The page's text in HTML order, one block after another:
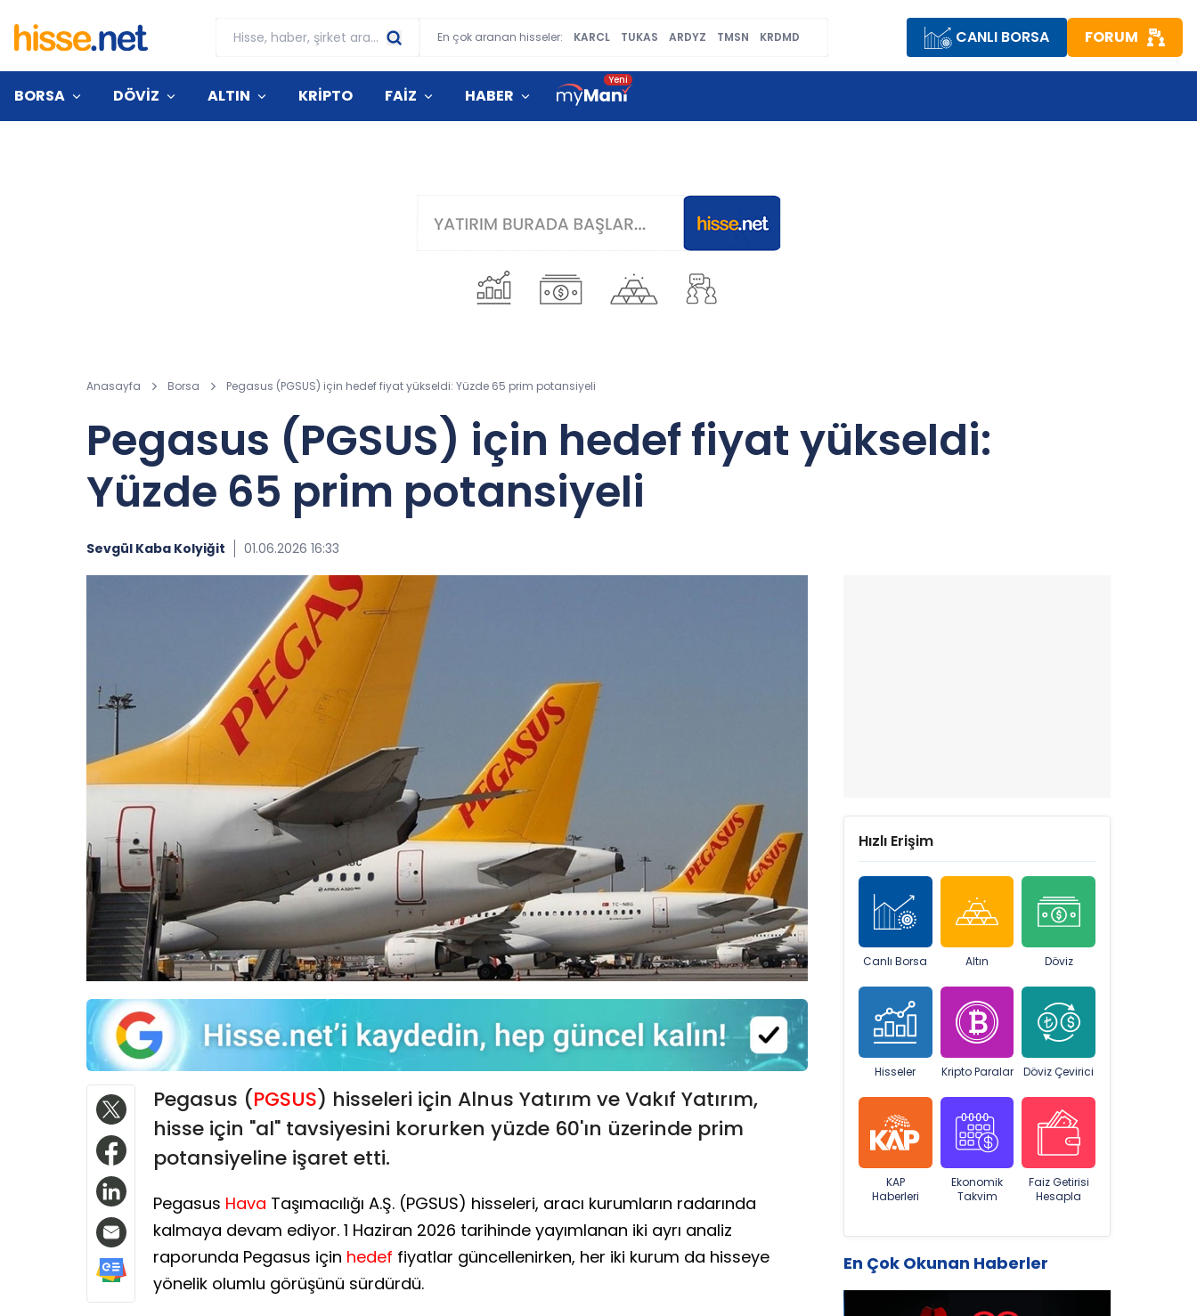
En çok aranan hisseler: KARCL TUKAS ARDYZ TMSN KRDMD CANLI BORSA FORUM
BORSA DÖVİZ ALTIN KRİPTO FAİZ HABER
Anasayfa Borsa Pegasus (PGSUS) için hedef fiyat yükseldi: Yüzde 65 prim potansiyeli
Pegasus (PGSUS) için hedef fiyat yükseldi:
Yüzde 65 prim potansiyeli
Sevgül Kaba Kolyiğit 01.06.2026 16:33
Pegasus (PGSUS) hisseleri için Alnus Yatırım ve Vakıf Yatırım,
hisse için "al" tavsiyesini korurken yüzde 60'ın üzerinde prim
potansiyeline işaret etti.
Pegasus Hava Taşımacılığı A.Ş. (PGSUS) hisseleri, aracı kurumların radarında
kalmaya devam ediyor. 1 Haziran 2026 tarihinde yayımlanan iki ayrı analiz
raporunda Pegasus için hedef fiyatlar güncellenirken, her iki kurum da hisseye
yönelik olumlu görüşünü sürdürdü.
Hızlı Erişim
Canlı Borsa Altın Döviz
Hisseler Kripto Paralar Döviz Çevirici
KAP
Haberleri
Ekonomik
Takvim
Faiz Getirisi
Hesapla
En Çok Okunan Haberler